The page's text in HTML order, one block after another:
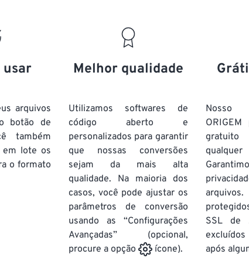
usar
arquivos
botão de
também
em loteos
o formato
Melhor qualidade
Utilizamos softwares de
código aberto e
personalizados para garantir
que nossas conversões
sejam da mais alta
qualidade. Na maioria dos
casos, você pode ajustar os
parâmetros de conversão
usando as “Configurações
Avançadas” (opcional,
procure a opção
ícone).
Nosso
gratuito
SSL de
após